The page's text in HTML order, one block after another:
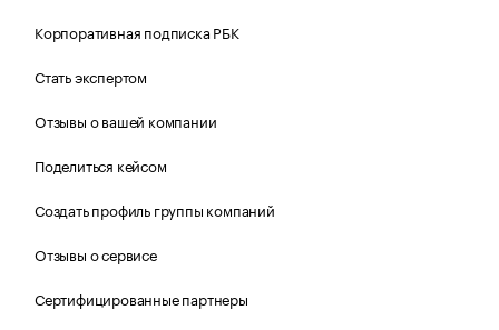
Корпоративная подписка РБК
Стать экспертом
Отзывы о вашей компании
Поделиться кейсом
Создать профиль группы компаний
Отзывы о сервисе
Сертифицированные партнеры